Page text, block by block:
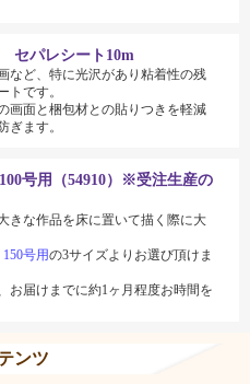
セパレシート10m
など、特に光沢があり粘着性の残
トです。
画面と梱包材との貼りつきを軽減
ぎます。
号用（54910）※受注生産の
きな作品を床に置いて描く際に大
150号用の3サイズよりお選び頂けま
お届けまでに約1ヶ月程度お時間を
ンツ